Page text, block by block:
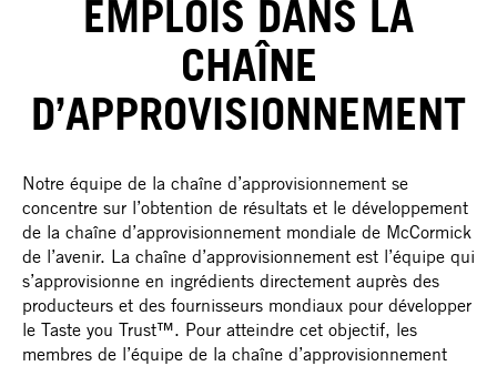
EMPLOIS DANS LA
CHAÎNE
D’APPROVISIONNEMENT
Notre équipe de la chaîne d’approvisionnement se
concentre sur l’obtention de résultats et le développement
de la chaîne d’approvisionnement mondiale de McCormick
de l’avenir. La chaîne d’approvisionnement est l’équipe qui
s’approvisionne en ingrédients directement auprès des
producteurs et des fournisseurs mondiaux pour développer
le Taste you Trust™. Pour atteindre cet objectif, les
membres de l’équipe de la chaîne d’approvisionnement